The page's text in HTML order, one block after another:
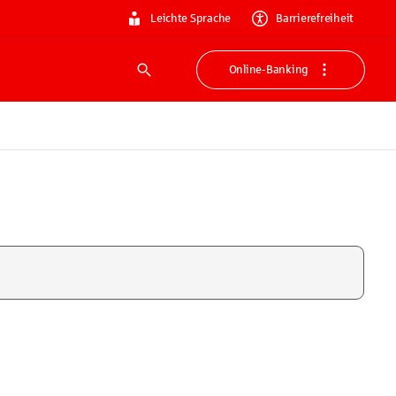
Leichte Sprache Barrierefreiheit
Suche
Online-Banking